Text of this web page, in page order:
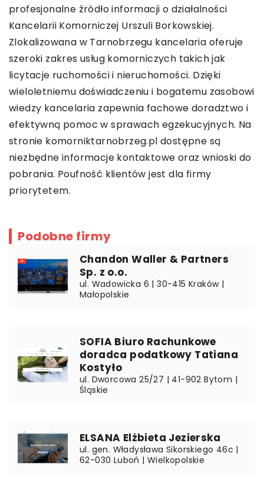
profesjonalne źródło informacji o działalności
Kancelarii Komorniczej Urszuli Borkowskiej.
Zlokalizowana w Tarnobrzegu kancelaria oferuje
szeroki zakres usług komorniczych takich jak
licytacje ruchomości i nieruchomości. Dzięki
wieloletniemu doświadczeniu i bogatemu zasobowi
wiedzy kancelaria zapewnia fachowe doradztwo i
efektywną pomoc w sprawach egzekucyjnych. Na
stronie komorniktarnobrzeg.pl dostępne są
niezbędne informacje kontaktowe oraz wnioski do
pobrania. Poufność klientów jest dla firmy
priorytetem.
Podobne firmy
Chandon Waller & Partners
Sp. z o.o.
ul. Wadowicka 6 | 30-415 Kraków |
Małopolskie
SOFIA Biuro Rachunkowe
doradca podatkowy Tatiana
Kostyło
ul. Dworcowa 25/27 | 41-902 Bytom |
Śląskie
ELSANA Elżbieta Jezierska
ul. gen. Władysława Sikorskiego 46c |
62-030 Luboń | Wielkopolskie